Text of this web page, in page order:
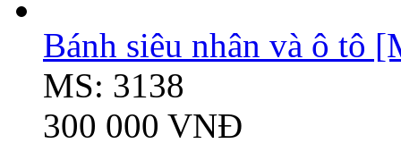
Bánh siêu nhân và ô tô
MS: 3138
300 000 VNĐ